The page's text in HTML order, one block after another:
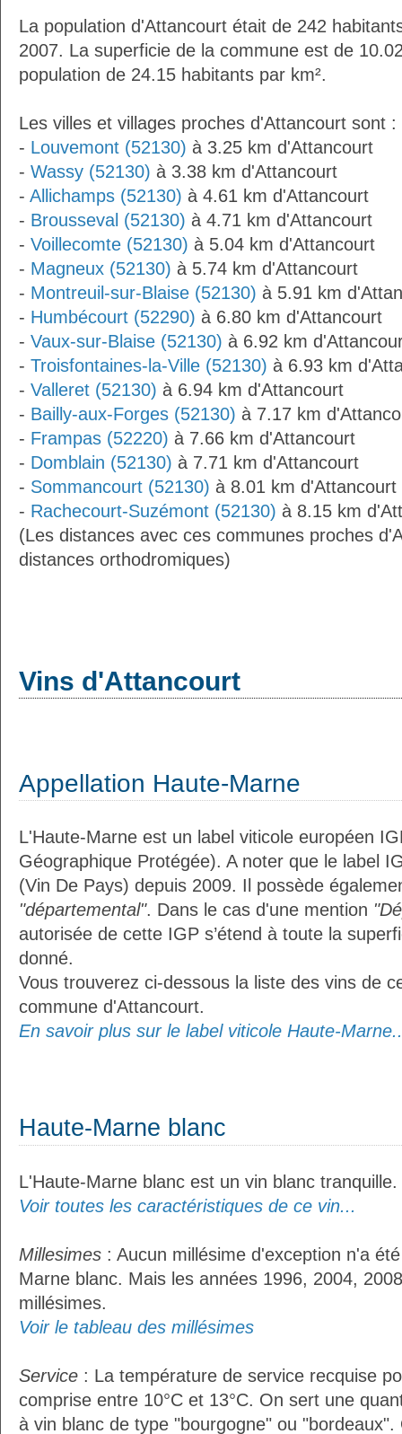
La population d'Attancourt était de 242
2007. La superficie de la commune est de
population de 24.15 habitants par km².
Les villes et villages proches d'Attancourt sont :
- Louvemont (52130) à 3.25 km d'Attancourt
- Wassy (52130) à 3.38 km d'Attancourt
- Allichamps (52130) à 4.61 km d'Attancourt
- Brousseval (52130) à 4.71 km d'Attancourt
- Voillecomte (52130) à 5.04 km d'Attancourt
- Magneux (52130) à 5.74 km d'Attancourt
- Montreuil-sur-Blaise (52130) à 5.91 km
- Humbécourt (52290) à 6.80 km d'Attancourt
- Vaux-sur-Blaise (52130) à 6.92 km
- Troisfontaines-la-Ville (52130) à 6.93 km
- Valleret (52130) à 6.94 km d'Attancourt
- Bailly-aux-Forges (52130) à 7.17 km
- Frampas (52220) à 7.66 km d'Attancourt
- Domblain (52130) à 7.71 km d'Attancourt
- Sommancourt (52130) à 8.01 km d'Attancourt
- Rachecourt-Suzémont (52130) à 8.15 km
(Les distances avec ces communes proches
distances orthodromiques)
Vins d'Attancourt
Appellation Haute-Marne
L'Haute-Marne est un label viticole européen
Géographique Protégée). A noter que le label
(Vin De Pays) depuis 2009. Il possède
"départemental". Dans le cas d'une mention
autorisée de cette IGP s’étend à toute la
donné.
Vous trouverez ci-dessous la liste des vins de
commune d'Attancourt.
En savoir plus sur le label viticole Haute-
Haute-Marne blanc
L'Haute-Marne blanc est un vin blanc tranquille.
Voir toutes les caractéristiques de ce vin...
Millesimes : Aucun millésime d'exception n'a
Marne blanc. Mais les années 1996, 2004,
millésimes.
Voir le tableau des millésimes
Service : La température de service recquise
comprise entre 10°C et 13°C. On sert une
à vin blanc de type "bourgogne" ou